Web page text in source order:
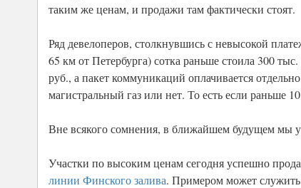
таким же ценам, и продажи там фактически стоят.
Ряд девелоперов, столкнувшись с невысокой
65 км от Петербурга) сотка раньше стоила 300
руб., а пакет коммуникаций оплачивается
магистральный газ или нет. То есть если раньше
Вне всякого сомнения, в ближайшем будущем мы
Участки по высоким ценам сегодня успешно
линии Финского залива. Примером может служить